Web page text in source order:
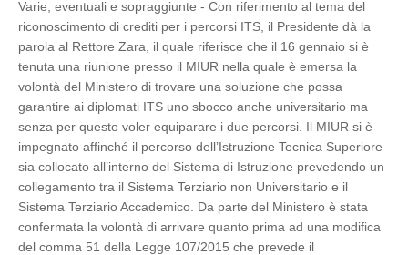
Varie, eventuali e sopraggiunte - Con riferimento al tema del
riconoscimento di crediti per i percorsi ITS, il Presidente dà la
parola al Rettore Zara, il quale riferisce che il 16 gennaio si è
tenuta una riunione presso il MIUR nella quale è emersa la
volontà del Ministero di trovare una soluzione che possa
garantire ai diplomati ITS uno sbocco anche universitario ma
senza per questo voler equiparare i due percorsi. Il MIUR si è
impegnato affinché il percorso dell’Istruzione Tecnica Superiore
sia collocato all’interno del Sistema di Istruzione prevedendo un
collegamento tra il Sistema Terziario non Universitario e il
Sistema Terziario Accademico. Da parte del Ministero è stata
confermata la volontà di arrivare quanto prima ad una modifica
del comma 51 della Legge 107/2015 che prevede il